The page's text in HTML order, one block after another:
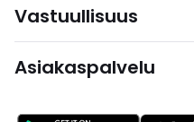
Vastuullisuus
Asiakaspalvelu